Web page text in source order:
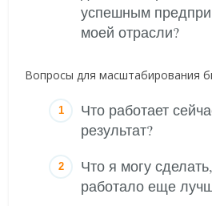
успешным
моей отрасли?
Вопросы для масштабирования
Что работает
результат?
Что я могу
работало еще